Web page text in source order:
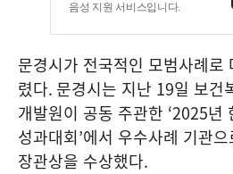
음성 지원 서비스입니다.
문경시가 전국적인 모범사례로
렸다. 문경시는 지난 19일 보건
개발원이 공동 주관한 ‘2025년
성과대회’에서 우수사례 기관
장관상을 수상했다.